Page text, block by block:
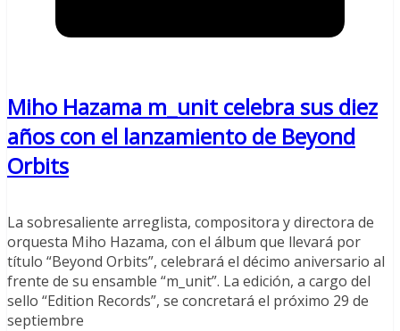
Miho Hazama m_unit celebra sus diez
años con el lanzamiento de Beyond
Orbits
La sobresaliente arreglista, compositora y directora de
orquesta Miho Hazama, con el álbum que llevará por
título “Beyond Orbits”, celebrará el décimo aniversario al
frente de su ensamble “m_unit”. La edición, a cargo del
sello “Edition Records”, se concretará el próximo 29 de
septiembre